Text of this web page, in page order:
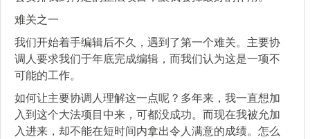
难关之一
我们开始着手编辑后不久，遇到了第一个难关。主要协
调人要求我们于年底完成编辑，而我们认为这是一项不
可能的工作。
如何让主要协调人理解这一点呢？多年来，我一直想加
入到这个大法项目中来，可都没成功。而现在我被允加
入进来，却不能在短时间内拿出令人满意的成绩。怎么